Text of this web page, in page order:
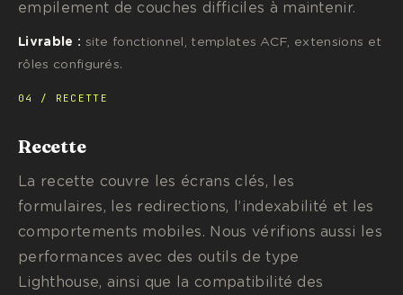
empilement de couches difficiles à maintenir.
Livrable : site fonctionnel, templates ACF, extensions et
rôles configurés.
04 / RECETTE
Recette
La recette couvre les écrans clés, les
formulaires, les redirections, l’indexabilité et les
comportements mobiles. Nous vérifions aussi les
performances avec des outils de type
Lighthouse, ainsi que la compatibilité des